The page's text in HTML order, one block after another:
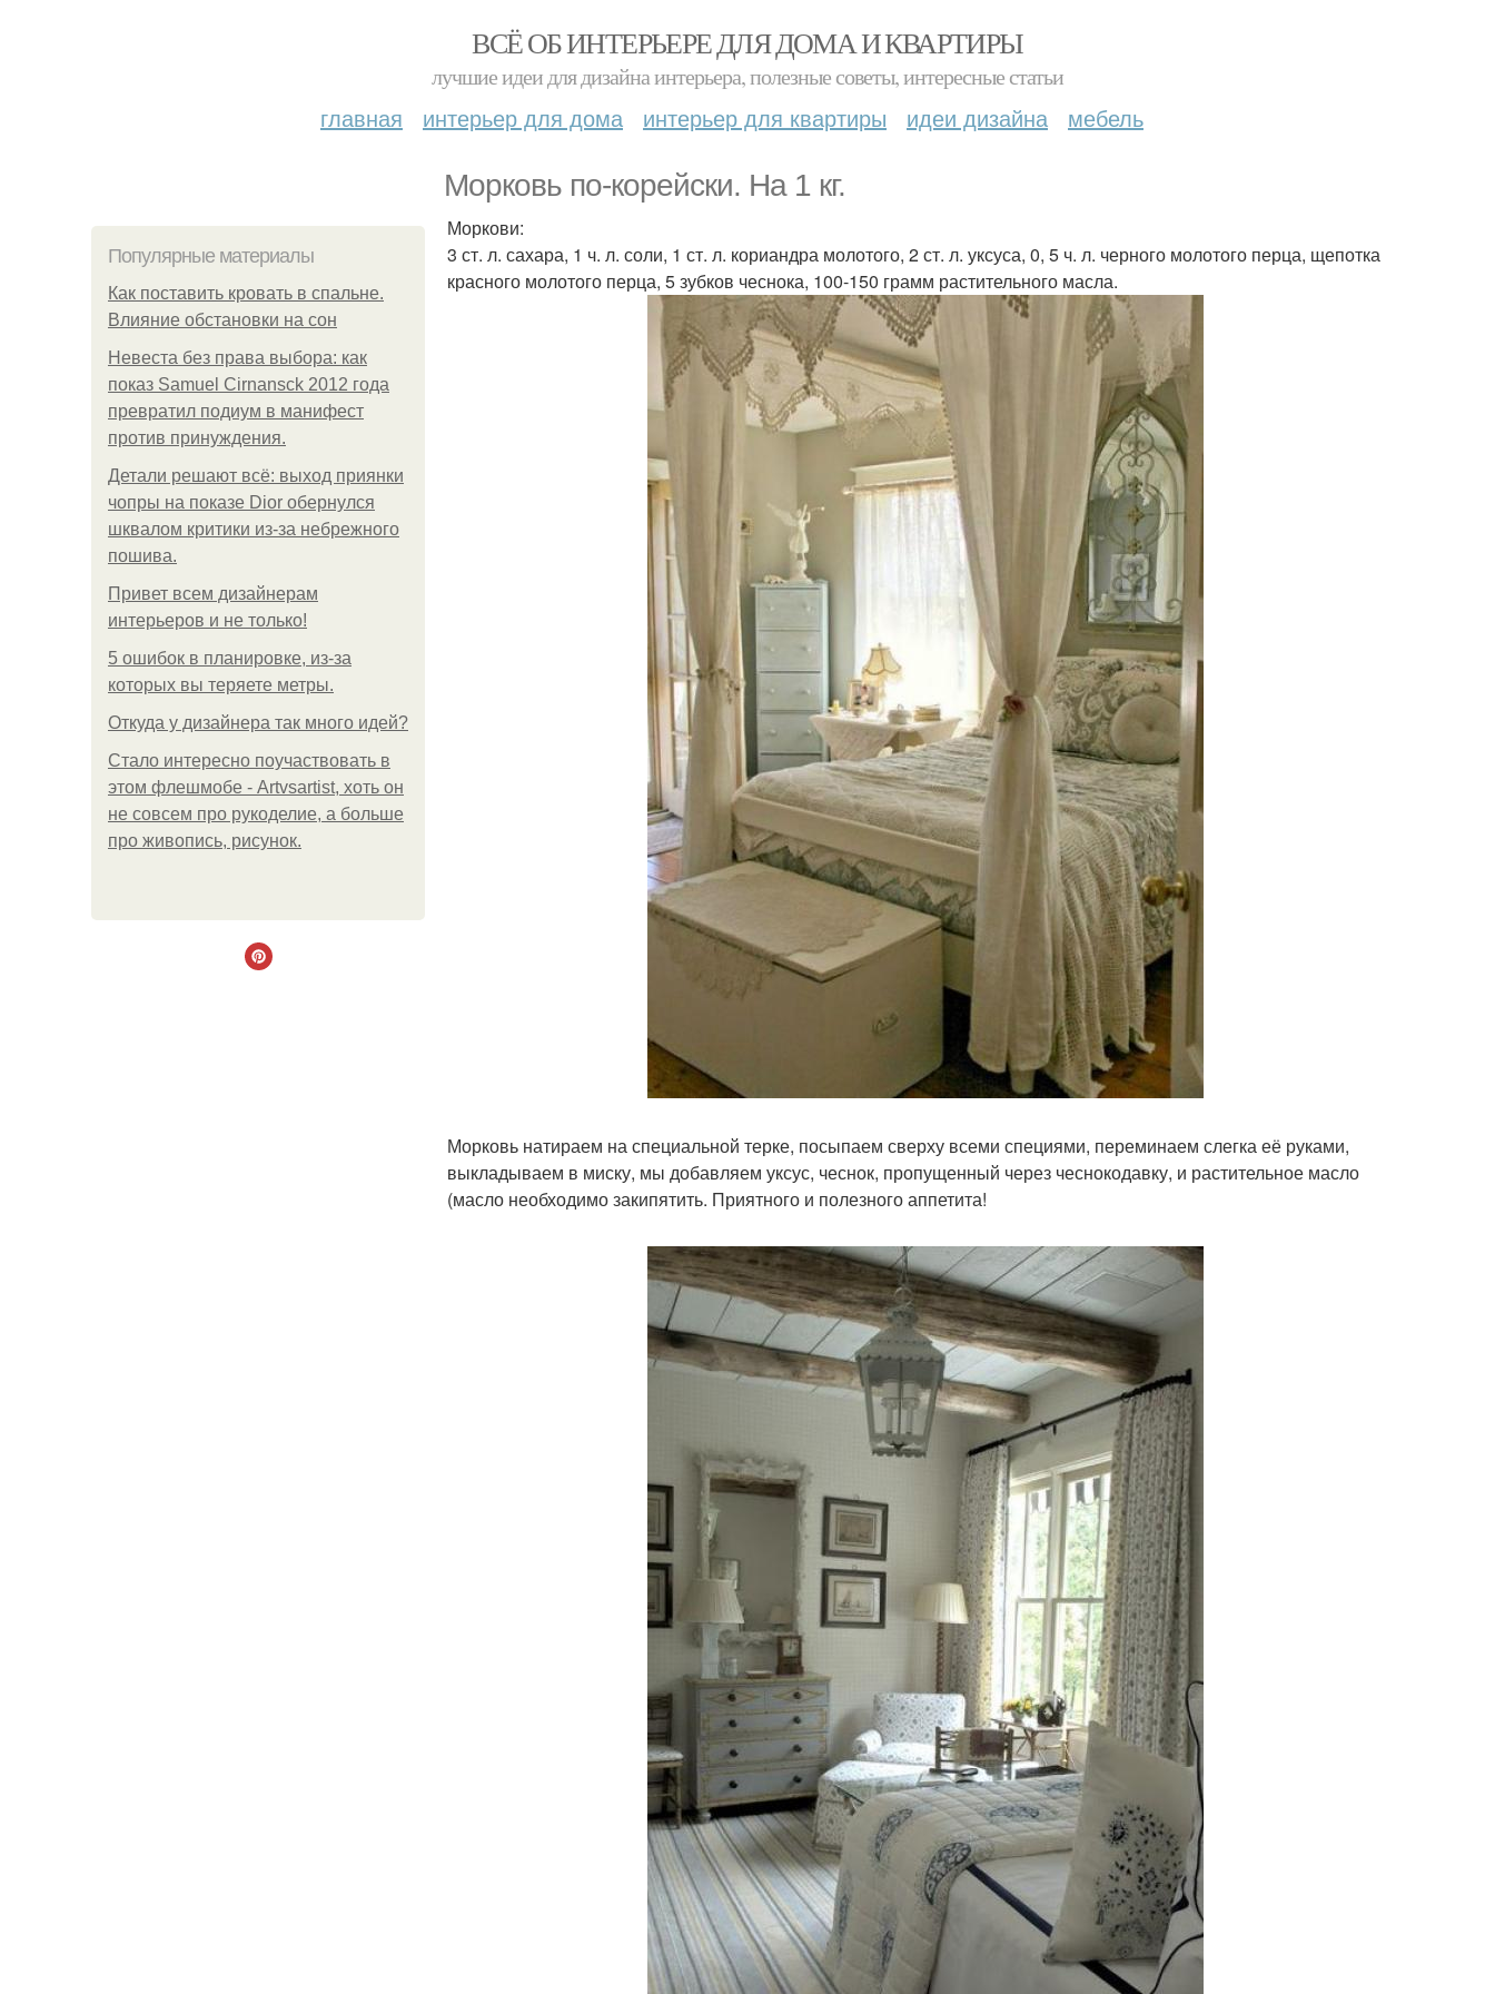
ВСЁ ОБ ИНТЕРЬЕРЕ ДЛЯ ДОМА И КВАРТИРЫ
лучшие идеи для дизайна интерьера, полезные советы, интересные статьи
главная интерьер для дома интерьер для квартиры идеи дизайна мебель
Морковь по-корейски. На 1 кг.
Популярные материалы
Как поставить кровать в спальне.
Влияние обстановки на сон
Невеста без права выбора: как
показ Samuel Cirnansck 2012 года
превратил подиум в манифест
против принуждения.
Детали решают всё: выход приянки
чопры на показе Dior обернулся
шквалом критики из-за небрежного
пошива.
Привет всем дизайнерам
интерьеров и не только!
5 ошибок в планировке, из-за
которых вы теряете метры.
Откуда у дизайнера так много идей?
Стало интересно поучаствовать в
этом флешмобе - Artvsartist, хоть он
не совсем про рукоделие, а больше
про живопись, рисунок.
Моркови:
3 ст. л. сахара, 1 ч. л. соли, 1 ст. л. кориандра молотого, 2 ст. л. уксуса, 0, 5 ч. л. черного молотого перца, щепотка
красного молотого перца, 5 зубков чеснока, 100-150 грамм растительного масла.
Морковь натираем на специальной терке, посыпаем сверху всеми специями, переминаем слегка её руками,
выкладываем в миску, мы добавляем уксус, чеснок, пропущенный через чеснокодавку, и растительное масло
(масло необходимо закипятить. Приятного и полезного аппетита!